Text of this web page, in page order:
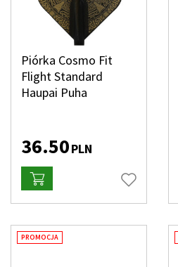
Piórka Cosmo Fit
Flight Standard
Haupai Puha
36.50PLN
PROMOCJA